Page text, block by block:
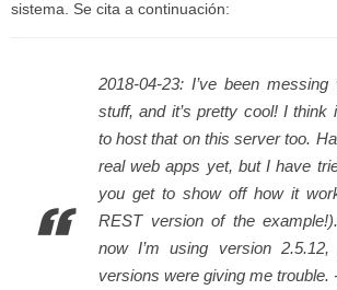
sistema. Se cita a continuación:
2018-04-23: I’ve been
stuff, and it’s pretty cool! I think
to host that on this server too.
real web apps yet, but I have
you get to show off how it
REST version of the
now I’m using version 2.5.12,
versions were giving me trouble.